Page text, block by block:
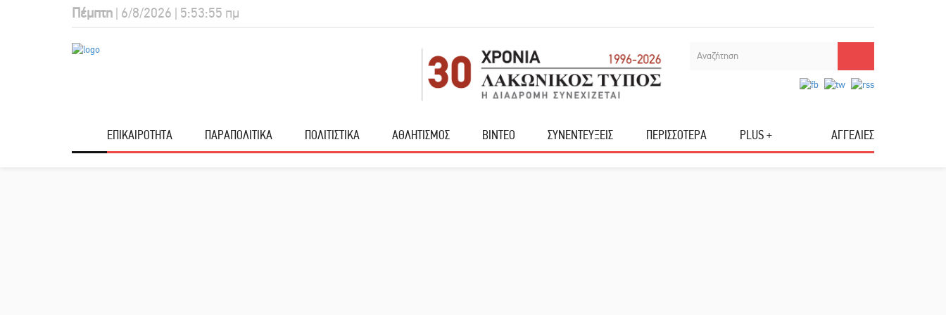
Πέμπτη | 6/8/2026 | 5:53:56 πμ
ΕΠΙΚΑΙΡΟΤΗΤΑ ΠΑΡΑΠΟΛΙΤΙΚΑ ΠΟΛΙΤΙΣΤΙΚΑ ΑΘΛΗΤΙΣΜΟΣ ΒΙΝΤΕΟ ΣΥΝΕΝΤΕΥΞΕΙΣ ΠΕΡΙΣΣΟΤΕΡΑ PLUS + ΑΓΓΕΛΙΕΣ